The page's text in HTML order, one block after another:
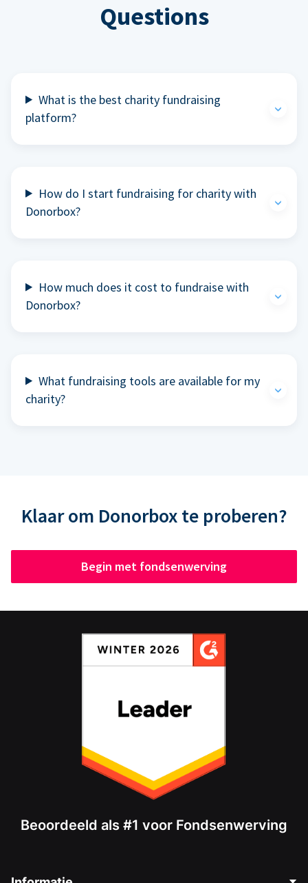
Questions
What is the best charity fundraising
platform?
How do I start fundraising for charity with
Donorbox?
How much does it cost to fundraise with
Donorbox?
What fundraising tools are available for my
charity?
Klaar om Donorbox te proberen?
Begin met fondsenwerving
Beoordeeld als #1 voor Fondsenwerving